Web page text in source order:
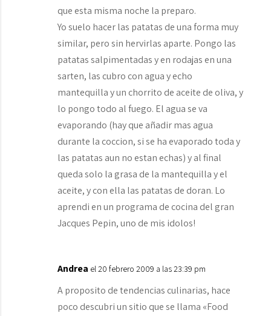
que esta misma noche la preparo.
Yo suelo hacer las patatas de una forma muy
similar, pero sin hervirlas aparte. Pongo las
patatas salpimentadas y en rodajas en una
sarten, las cubro con agua y echo
mantequilla y un chorrito de aceite de oliva, y
lo pongo todo al fuego. El agua se va
evaporando (hay que añadir mas agua
durante la coccion, si se ha evaporado toda y
las patatas aun no estan echas) y al final
queda solo la grasa de la mantequilla y el
aceite, y con ella las patatas de doran. Lo
aprendi en un programa de cocina del gran
Jacques Pepin, uno de mis idolos!
Andrea el 20 febrero 2009 a las 23:39 pm
A proposito de tendencias culinarias, hace
poco descubri un sitio que se llama «Food